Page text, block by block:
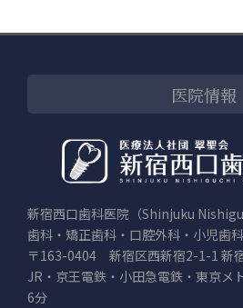
医院情報
新宿西口歯科医院（Shinjuku
歯科・矯正歯科・口腔外科・小児歯科
〒163-0404 新宿区西新宿2-1-1 新
JR・京王電鉄・小田急電鉄・東京メ
6分